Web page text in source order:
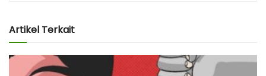
Artikel Terkait